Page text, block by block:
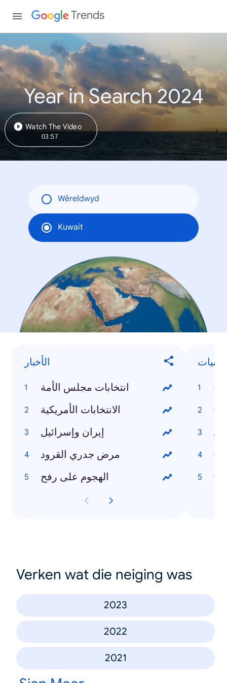
Trends
Year in Search 2024
Watch The Video
03:57
Wêreldwyd
Kuwait
الأخبار
انتخابات مجلس الأمة
الانتخابات الأمريكية
إيران وإسرائيل
مرض جدري القرود
الهجوم على رفح
Verken wat die neiging was
2023
2022
2021